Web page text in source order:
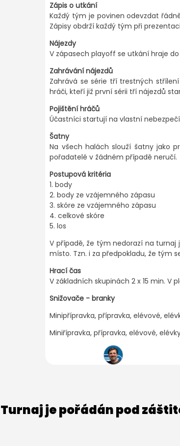
Zápis o utkání
Každý tým je povinen odevzdat
Zápisy obdrží každý tým při
Nájezdy
V zápasech playoff se utkání hraje
Zahrávání nájezdů
Zahrává se série tří trestných
hráči, kteří již první sérii tří nájezdů
Pojištění hráčů
Účastníci startují na vlastní
Šatny
Na všech halách slouží šatny jako
pořadatelé v žádném případě neručí.
Postupová kritéria
1. body
2. body ze vzájemného zápasu
3. skóre ze vzájemného zápasu
4. celkové skóre
5. los
V případě, že tým nedorazí na turnaj
místo. Tzn. i za předpokladu, že tým
Hrací čas
V základních skupinách 2 x 15 min. V
Snižovače - branky
Minipřípravka, přípravka, elévové,
Miniřípravka, přípravka, elévové,
Turnaj je pořádán pod